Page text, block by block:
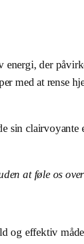
energi, der
med at rense
sin clairvoyante
at føle os
og effektiv